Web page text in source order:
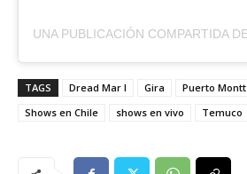
TAGS Dread Mar I Gira Puerto Montt
Shows en Chile
shows en vivo Temuco